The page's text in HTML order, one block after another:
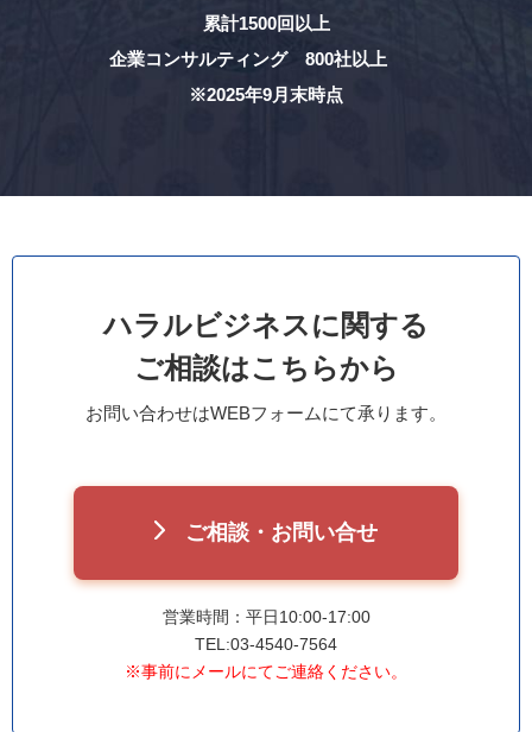
累計1500回以上
企業コンサルティング 800社以上
※2025年9月末時点
ハラルビジネスに関する
ご相談はこちらから
お問い合わせはWEBフォームにて承ります。
ご相談・お問い合せ
営業時間：平日10:00-17:00
TEL:03-4540-7564
※事前にメールにてご連絡ください。